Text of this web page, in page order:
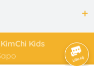
KimChi Kids